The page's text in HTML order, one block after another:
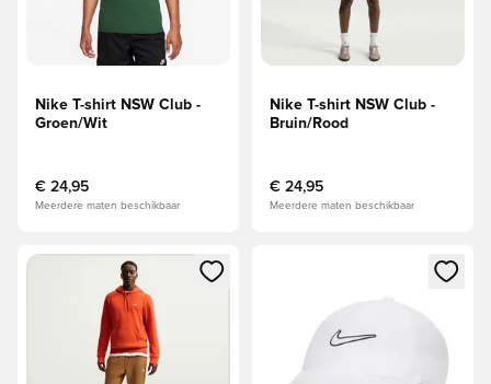
Nike T-shirt NSW Club -
Groen/Wit
€ 24,95
Meerdere maten beschikbaar
Nike T-shirt NSW Club -
Bruin/Rood
€ 24,95
Meerdere maten beschikbaar
Opent een venster om in te loggen of je aan te melden als
Opent een venster om in te